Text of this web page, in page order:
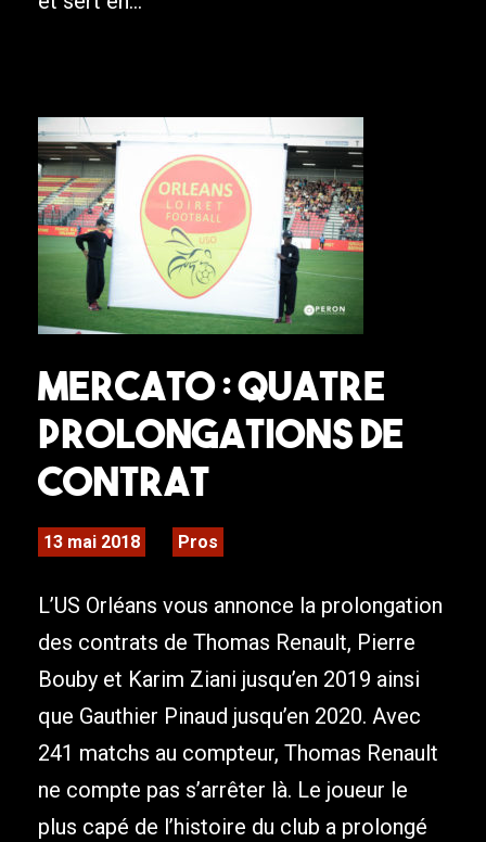
Mercato : quatre
prolongations de
contrat
13 mai 2018 Pros
L’US Orléans vous annonce la prolongation
des contrats de Thomas Renault, Pierre
Bouby et Karim Ziani jusqu’en 2019 ainsi
que Gauthier Pinaud jusqu’en 2020. Avec
241 matchs au compteur, Thomas Renault
ne compte pas s’arrêter là. Le joueur le
plus capé de l’histoire du club a prolongé